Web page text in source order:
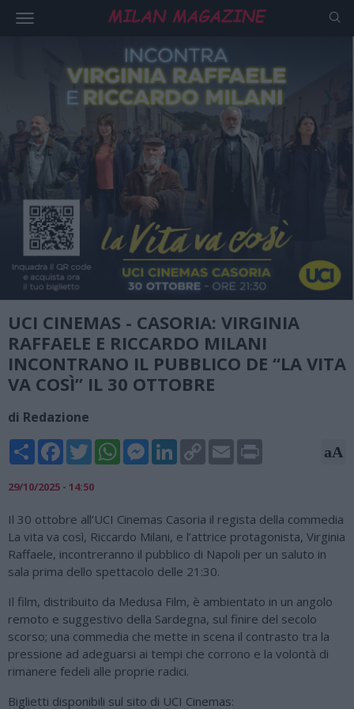
UCI CINEMAS - CASORIA: VIRGINIA
RAFFAELE E RICCARDO MILANI
INCONTRANO IL PUBBLICO DE “LA VITA
VA COSÌ” IL 30 OTTOBRE
di Redazione
Share FacebookTwitterWhatsAppMessengerLinkedInCopy
Link
Email aA
29/10/2025 - 14:50
Il 30 ottobre all’UCI Cinemas Casoria il regista della commedia
La vita va così, Riccardo Milani, e l’attrice protagonista, Virginia
Raffaele, incontreranno il pubblico di Napoli per un saluto in
sala prima dello spettacolo delle 21:30.
Il film, distribuito da Medusa Film, è ambientato in un angolo
remoto e suggestivo della Sardegna, sul finire del secolo
scorso; una commedia che mette in scena il contrasto tra la
pressione ad adeguarsi ai tempi che corrono e la volontà di
rimanere fedeli alle proprie radici.
Biglietti disponibili sul sito di UCI Cinemas: